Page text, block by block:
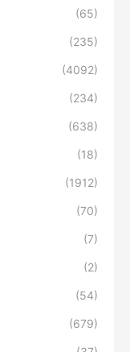
(65)
(235)
(4092)
(234)
(638)
(18)
(1912)
(70)
(7)
(2)
(54)
(679)